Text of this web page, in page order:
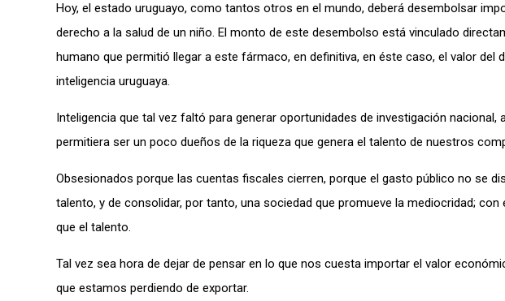
Hoy, el estado uruguayo, como tantos otros en el mundo, deberá desembolsar
derecho a la salud de un niño. El monto de este desembolso está vinculado
humano que permitió llegar a este fármaco, en definitiva, en éste caso, el valor
inteligencia uruguaya.
Inteligencia que tal vez faltó para generar oportunidades de investigación nacional,
permitiera ser un poco dueños de la riqueza que genera el talento de nuestros
Obsesionados porque las cuentas fiscales cierren, porque el gasto público no se
talento, y de consolidar, por tanto, una sociedad que promueve la mediocridad;
que el talento.
Tal vez sea hora de dejar de pensar en lo que nos cuesta importar el valor
que estamos perdiendo de exportar.